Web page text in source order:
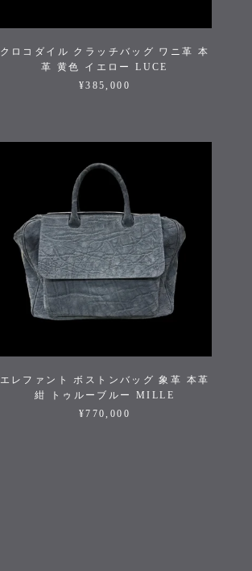
クロコダイル クラッチバッグ ワニ革 本
革 黄色 イエロー LUCE
¥385,000
エレファント ボストンバッグ 象革 本革
紺 トゥルーブルー MILLE
¥770,000